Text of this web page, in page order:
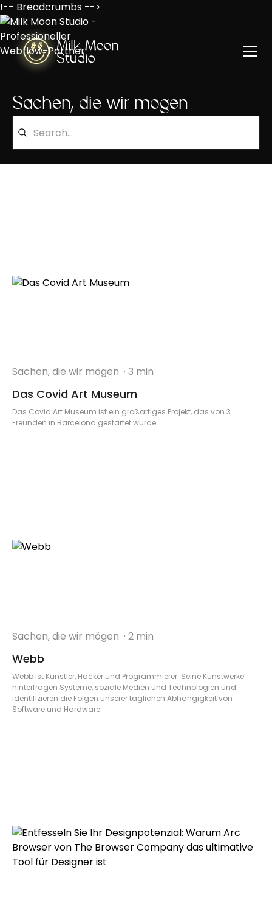
!-- Breadcrumbs -->
Sachen, die wir mögen
Sachen, die wir mögen · 3 min
Das Covid Art Museum
Das Covid Art Museum ist ein großartiges Projekt, das von 3
Freunden in Barcelona gestartet wurde.
Sachen, die wir mögen · 2 min
Webb
Webb ist Künstler, Hacker und Programmierer. Seine Kunstwerke
hinterfragen Systeme, soziale Medien und Technologien und
identifizieren die Folgen unserer täglichen Abhängigkeit von
Software und Hardware.